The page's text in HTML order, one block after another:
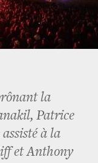
la
Patrice
à la
et Anthony